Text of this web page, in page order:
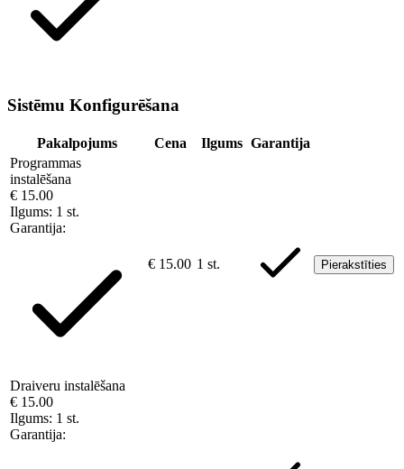
Sistēmu Konfigurēšana
Pakalpojums Cena Ilgums Garantija
Programmas
instalēšana
€ 15.00
Ilgums: 1 st.
Garantija:
€ 15.00 1 st. Pierakstīties
Draiveru instalēšana
€ 15.00
Ilgums: 1 st.
Garantija: